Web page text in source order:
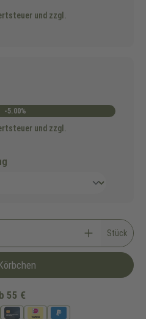
und zzgl.
-5.00%
und zzgl.
Stück
55 €